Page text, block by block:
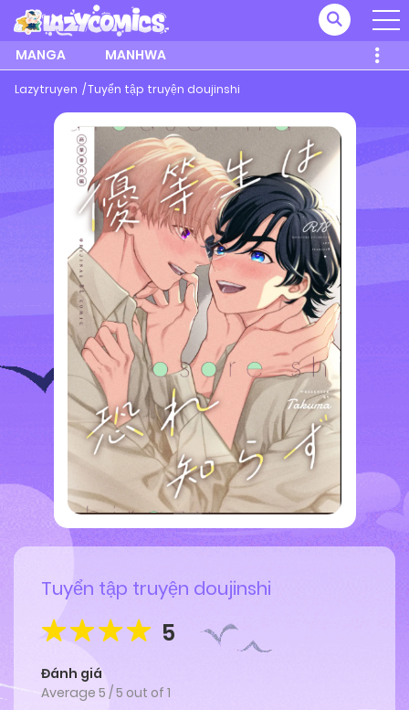
MANGA MANHWA
Lazytruyen Tuyển tập truyện doujinshi
Tuyển tập truyện doujinshi
5
Đánh giá
Average 5 /5 out of 1